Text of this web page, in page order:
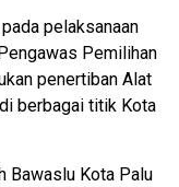
pelaksanaan
Pemilihan
penertiban Alat
berbagai titik Kota
Bawaslu Kota Palu